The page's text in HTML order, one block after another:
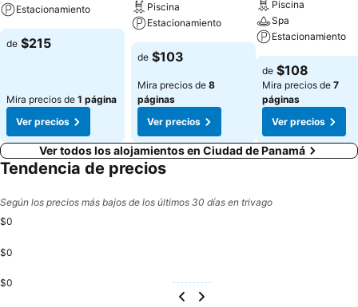
nuestro equipo de profesionales de la planificación y catering se
encargará de todos los detalles de su gran día. Cualquier que sea el
motivo de su viaje nuestro personal de Sheraton Grand Panama está
listo para recibirle y asegurarse que su estadía sea impecable.
Estacionamiento
de $215
Mira precios de 1 página
Ver precios
Piscina
Estacionamiento
de $103
Mira precios de 8
páginas
Ver precios
Piscina
Spa
Estacionamiento
de $108
Mira precios de 7
páginas
Ver precios
Ver todos los alojamientos en Ciudad de Panamá
Tendencia de precios
Según los precios más bajos de los últimos 30 días en trivago
$0
$0
$0